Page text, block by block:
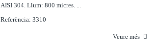
AISI 304. Llum: 800 micres. ...
Referència: 3310
Veure més